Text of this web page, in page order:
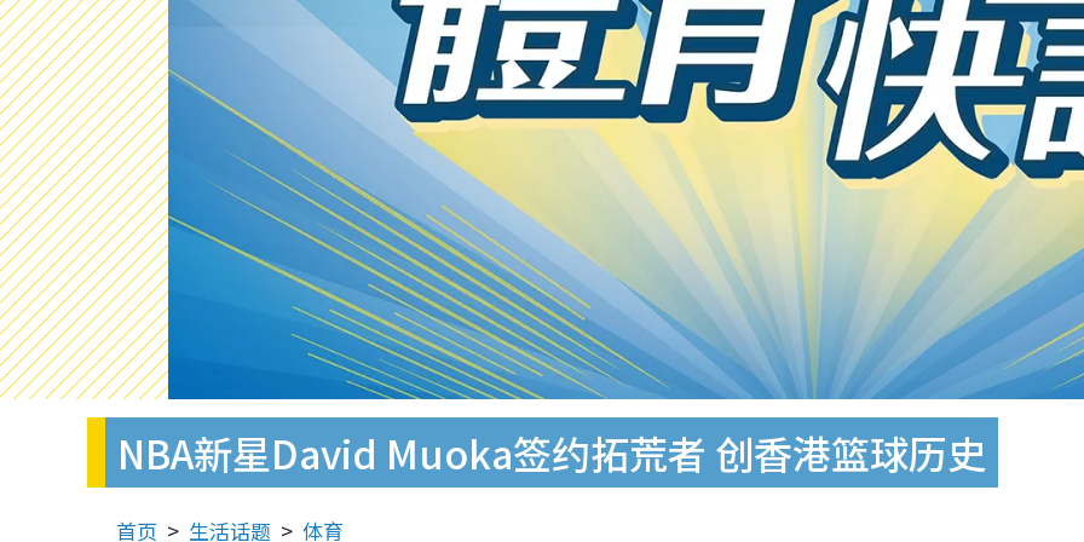
NBA新星David Muoka签约拓荒者 创香港篮球历史
首页 生活话题 体育